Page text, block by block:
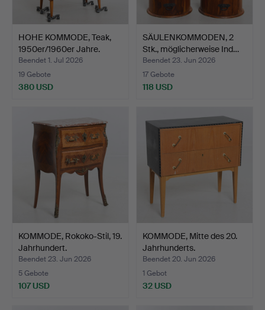
HOHE KOMMODE, Teak,
1950er/1960er Jahre.
Beendet 1. Jul 2026
19 Gebote
380 USD
SÄULENKOMMODEN, 2
Stk., möglicherweise Ind…
Beendet 23. Jun 2026
17 Gebote
118 USD
KOMMODE, Rokoko-Stil, 19.
Jahrhundert.
Beendet 23. Jun 2026
5 Gebote
107 USD
KOMMODE, Mitte des 20.
Jahrhunderts.
Beendet 20. Jun 2026
1 Gebot
32 USD